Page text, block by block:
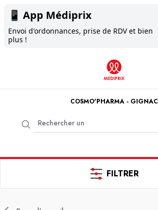
📱 App Médiprix
Envoi d'ordonnances, prise de RDV et bien
plus !
COSMO'PHARMA - GIGNAC
FILTRER